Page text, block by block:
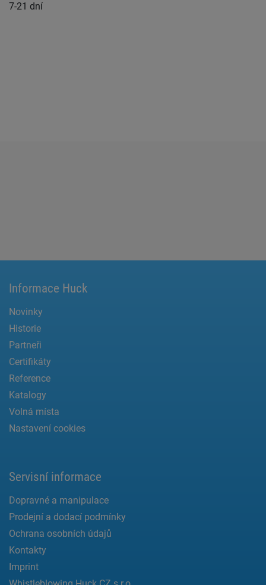
7-21 dní
Informace Huck
Novinky
Historie
Partneři
Certifikáty
Reference
Katalogy
Volná místa
Nastavení cookies
Servisní informace
Dopravné a manipulace
Prodejní a dodací podmínky
Ochrana osobních údajů
Kontakty
Imprint